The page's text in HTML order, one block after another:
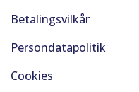
Betalingsvilkår
Persondatapolitik
Cookies